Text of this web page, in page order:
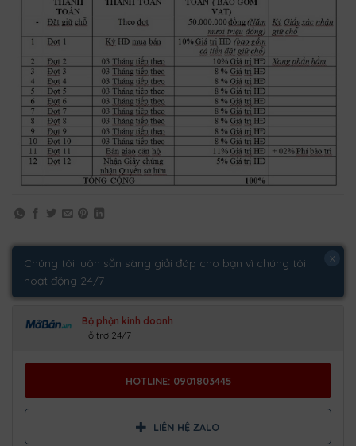
Chúng tôi luôn sẵn sàng giải đáp cho bạn vì chúng tôi
hoạt động 24/7
x
Bộ phận kinh doanh
Hỗ trợ 24/7
HOTLINE: 0901803445
LIÊN HỆ ZALO